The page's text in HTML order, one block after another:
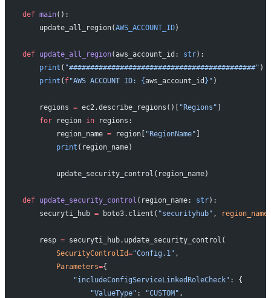
def main():
    update_all_region(
AWS_ACCOUNT_ID)
def update_all_region(aws_account_id: str):
    print
( "############################################" )
    print
( f"AWS ACCOUNT ID: {aws_account_id } " )
    regions
= ec2.describe_regions()[ "Regions" ]
    for
region in regions:
        region_name
= region[ "RegionName" ]
        print
(region_name)
        update_security_control(region_name)
def update_security_control (region_name: str):
    securyti_hub
= boto3.client( "securityhub" , region_name
    resp
= securyti_hub.update_security_control(
        SecurityControlId
="Config.1" ,
        Parameters
={
            "includeConfigServiceLinkedRoleCheck"
: {
                "ValueType"
: "CUSTOM" ,